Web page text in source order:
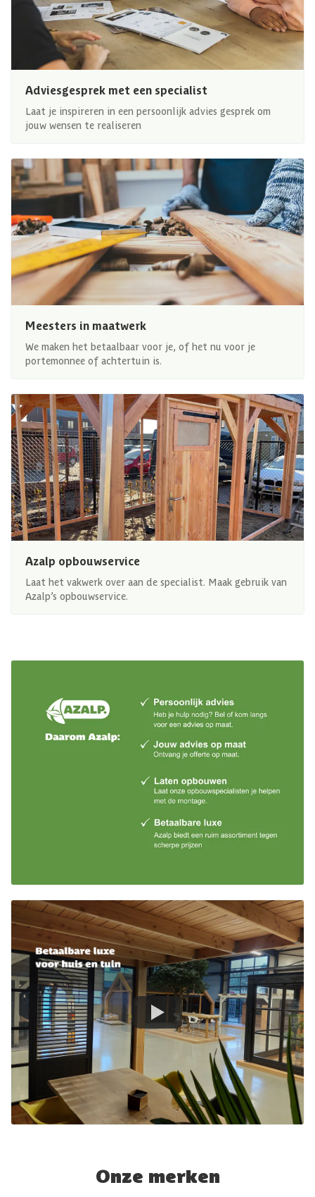
Adviesgesprek met een specialist
Laat je inspireren in een persoonlijk advies gesprek om
jouw wensen te realiseren
Meesters in maatwerk
We maken het betaalbaar voor je, of het nu voor je
portemonnee of achtertuin is.
Azalp opbouwservice
Laat het vakwerk over aan de specialist. Maak gebruik van
Azalp’s opbouwservice.
Onze merken